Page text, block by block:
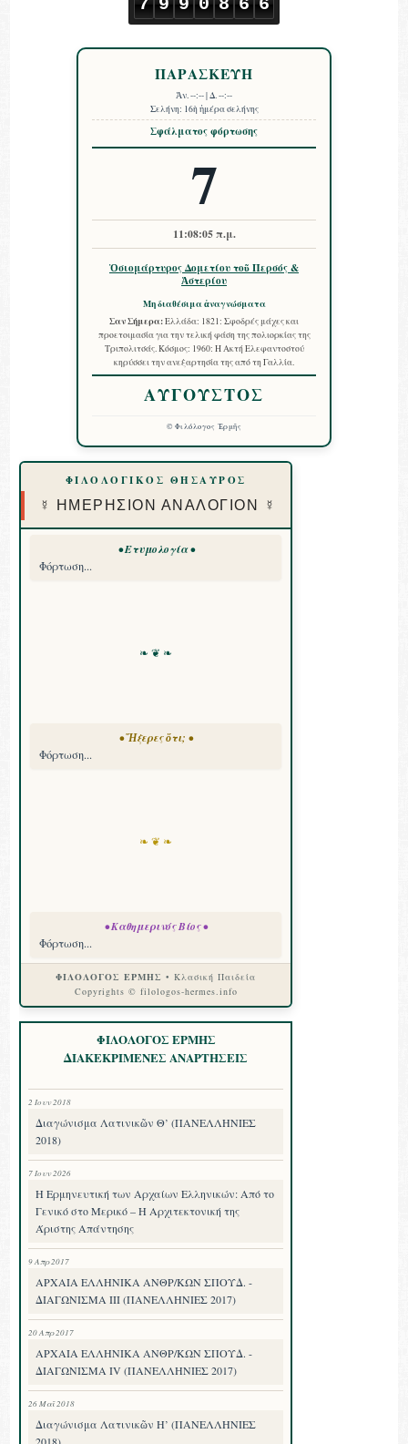
ΠΑΡΑΣΚΕΥΗ
Ἀν.--:--| Δ.--:--
Σελήνη: 16ὴ ἡμέρα σελήνης
Σφάλματος φόρτωσης
7
11:08:06 π.μ.
Ὁσιομάρτυρος Δομετίου τοῦ Περσός &
Ἀστερίου
Μη διαθέσιμα ἀναγνώσματα
Σαν Σήμερα:Ελλάδα: 1821: Σφοδρές μάχες και
προετοιμασία για την τελική φάση της πολιορκίας της
Τριπολιτσάς. Κόσμος: 1960: Η Ακτή Ελεφαντοστού
κηρύσσει την ανεξαρτησία της από τη Γαλλία.
ΑΥΓΟΥΣΤΟΣ
© Φιλόλογος Ἑρμῆς
ΦΙΛΟΛΟΓΙΚΟΣ ΘΗΣΑΥΡΟΣ
☿ ΗΜΕΡΗΣΙΟΝ ΑΝΑΛΟΓΙΟΝ ☿
• Ετυμολογία •
Φόρτωση...
❧ ❦ ❧
• Ἤξερες ὅτι; •
Φόρτωση...
❧ ❦ ❧
• Καθημερινός Βίος •
Φόρτωση...
ΦΙΛΟΛΟΓΟΣ ΕΡΜΗΣ • Κλασική Παιδεία
Copyrights © filologos-hermes.info
ΦΙΛΟΛΟΓΟΣ ΕΡΜΗΣ
ΔΙΑΚΕΚΡΙΜΕΝΕΣ ΑΝΑΡΤΗΣΕΙΣ
2 Ιουν 2018
Διαγώνισμα Λατινικῶν Θ’ (ΠΑΝΕΛΛΗΝΙΕΣ
2018)
7 Ιουν 2026
Η Ερμηνευτική των Αρχαίων Ελληνικών: Από το
Γενικό στο Μερικό – Η Αρχιτεκτονική της
Άριστης Απάντησης
9 Απρ 2017
ΑΡΧΑΙΑ ΕΛΛΗΝΙΚΑ ΑΝΘΡ/ΚΩΝ ΣΠΟΥΔ. -
ΔΙΑΓΩΝΙΣΜΑ III (ΠΑΝΕΛΛΗΝΙΕΣ 2017)
20 Απρ 2017
ΑΡΧΑΙΑ ΕΛΛΗΝΙΚΑ ΑΝΘΡ/ΚΩΝ ΣΠΟΥΔ. -
ΔΙΑΓΩΝΙΣΜΑ IV (ΠΑΝΕΛΛΗΝΙΕΣ 2017)
26 Μαΐ 2018
Διαγώνισμα Λατινικῶν Η’ (ΠΑΝΕΛΛΗΝΙΕΣ